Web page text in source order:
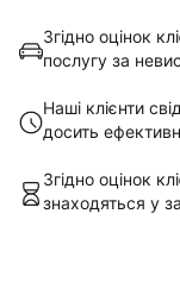
Згідно оцінок
послугу за
Наші клієнти
досить
Згідно оцінок
знаходяться у